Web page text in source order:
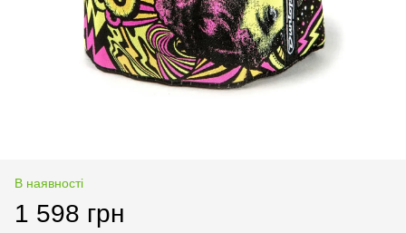
В наявності
1 598 грн